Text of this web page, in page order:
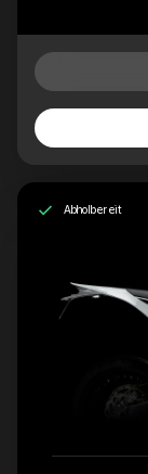
Abholbereit